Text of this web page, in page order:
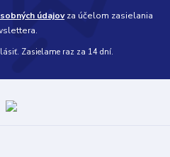
údajovza účelom zasielania
Zasielame raz za 14 dní.